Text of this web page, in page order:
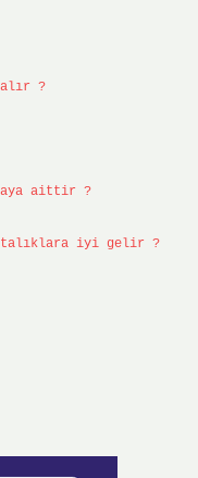
alır ?
aittir ?
iyi gelir ?